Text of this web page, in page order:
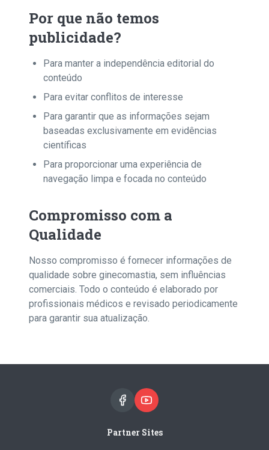
Por que não temos
publicidade?
Para manter a independência editorial do
conteúdo
Para evitar conflitos de interesse
Para garantir que as informações sejam
baseadas exclusivamente em evidências
científicas
Para proporcionar uma experiência de
navegação limpa e focada no conteúdo
Compromisso com a
Qualidade
Nosso compromisso é fornecer informações de
qualidade sobre ginecomastia, sem influências
comerciais. Todo o conteúdo é elaborado por
profissionais médicos e revisado periodicamente
para garantir sua atualização.
Partner Sites